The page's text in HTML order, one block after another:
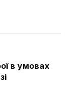
в умовах